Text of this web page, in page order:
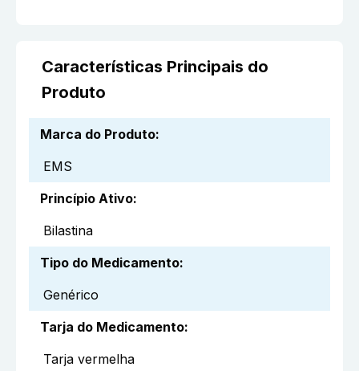
Características Principais do
Produto
Marca do Produto:
EMS
Princípio Ativo:
Bilastina
Tipo do Medicamento:
Genérico
Tarja do Medicamento:
Tarja vermelha